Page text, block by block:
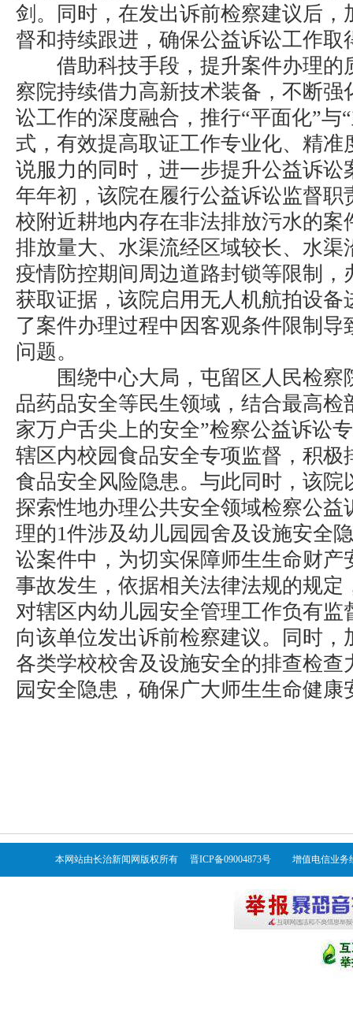
剑。同时，在发出诉前检察建议后，
督和持续跟进，确保公益诉讼工作取
借助科技手段，提升案件办理的
察院持续借力高新技术装备，不断强
讼工作的深度融合，推行“平面化”与
式，有效提高取证工作专业化、精准
说服力的同时，进一步提升公益诉讼
年年初，该院在履行公益诉讼监督职
校附近耕地内存在非法排放污水的案
排放量大、水渠流经区域较长、水渠
疫情防控期间周边道路封锁等限制，
获取证据，该院启用无人机航拍设备
了案件办理过程中因客观条件限制导
问题。
围绕中心大局，屯留区人民检察
品药品安全等民生领域，结合最高检
家万户舌尖上的安全”检察公益诉讼
辖区内校园食品安全专项监督，积极
食品安全风险隐患。与此同时，该院
探索性地办理公共安全领域检察公益
理的1件涉及幼儿园园舍及设施安全
讼案件中，为切实保障师生生命财产
事故发生，依据相关法律法规的规定
对辖区内幼儿园安全管理工作负有监
向该单位发出诉前检察建议。同时，
各类学校校舍及设施安全的排查检查
园安全隐患，确保广大师生生命健康
本网站由长治新闻网版权所有 晋ICP备09004873号 增值电信业务